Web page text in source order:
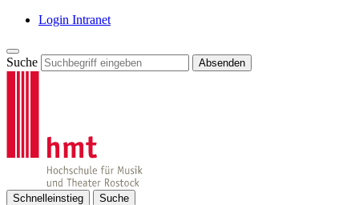
Login Intranet
Suche Absenden
Schnelleinstieg Suche